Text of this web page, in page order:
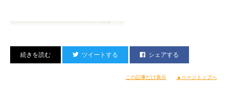
ツイートする シェアする
この記事だけ表示 ▲ページトップへ